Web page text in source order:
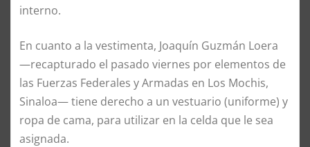
interno.
En cuanto a la vestimenta, Joaquín Guzmán Loera
—recapturado el pasado viernes por elementos de
las Fuerzas Federales y Armadas en Los Mochis,
Sinaloa— tiene derecho a un vestuario (uniforme) y
ropa de cama, para utilizar en la celda que le sea
asignada.